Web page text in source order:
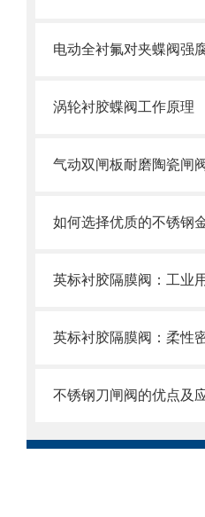
涡轮衬胶蝶阀工作原理
气动双闸板耐磨陶瓷闸
不锈钢刀闸阀的优点及